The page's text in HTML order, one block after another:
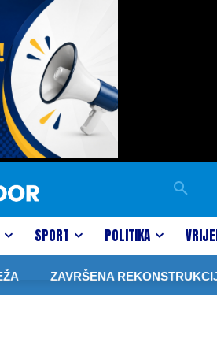
SPORT POLITIKA
ZAVRŠENA REKONSTRUKCIJA